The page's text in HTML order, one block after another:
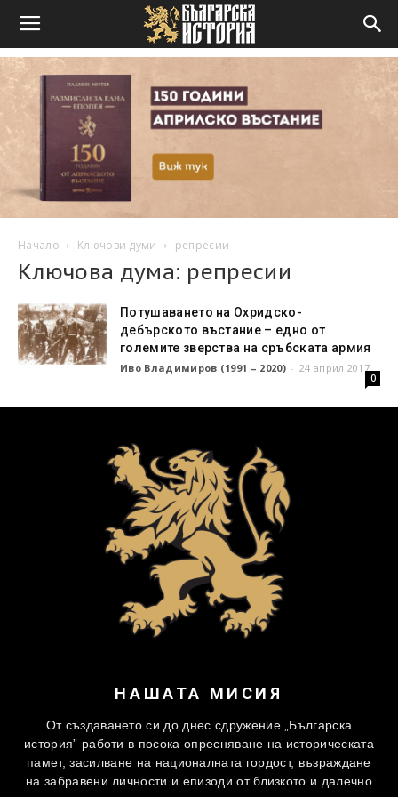
Начало Ключови думи репресии
Ключова дума: репресии
Потушаването на Охридско-
дебърското въстание – едно от
големите зверства на сръбската армия
Иво Владимиров (1991 – 2020) - 24 април 2017
0
НАШАТА МИСИЯ
От създаването си до днес сдружение „Българска
история” работи в посока опресняване на историческата
памет, засилване на националната гордост, възраждане
на забравени личности и епизоди от близкото и далечно